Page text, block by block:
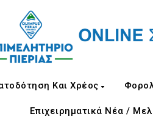
Και Χρέος
Επιχειρηματικά Νέα /